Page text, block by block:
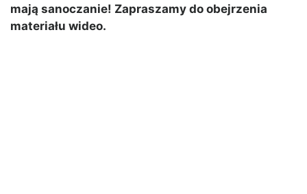
mają sanoczanie! Zapraszamy do obejrzenia
materiału wideo.